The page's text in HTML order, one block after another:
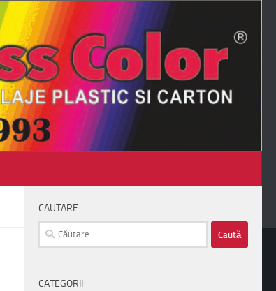
CAUTARE
Caută
după:
CATEGORII